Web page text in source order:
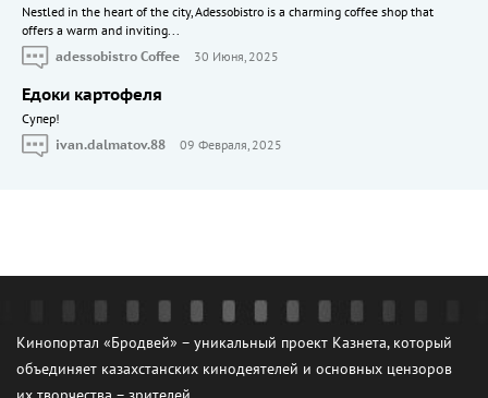
Nestled in the heart of the city, Adessobistro is a charming coffee shop that
offers a warm and inviting...
adessobistro Coffee
30 Июня, 2025
Едоки картофеля
Cупер!
ivan.dalmatov.88
09 Февраля, 2025
Кинопортал «Бродвей» – уникальный проект Казнета, который
объединяет казахстанских кинодеятелей и основных цензоров